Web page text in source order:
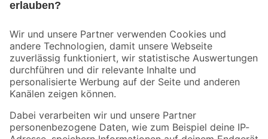
Der toom Newsletter: Keine Angebote und Aktionen mehr verpassen!
Zur Newsletter Anmeldung
Folge uns